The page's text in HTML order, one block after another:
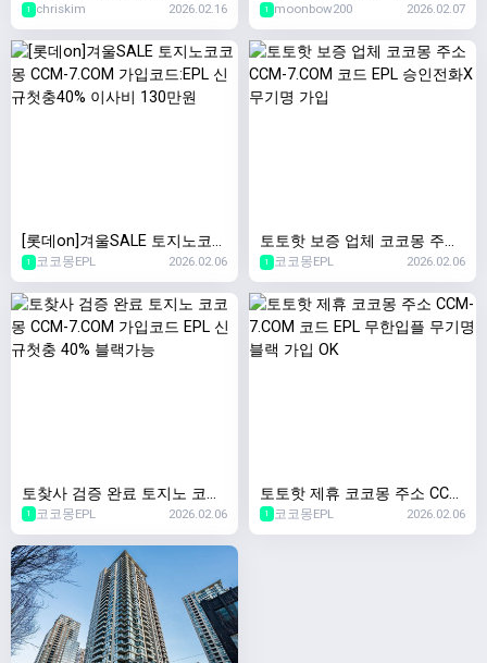
Coquitlam Fremont Village 오
피스 공간 서브리스
1 chriskim 2026.02.16
> Modern Sub-Penthouse 2B
DR + 2BATH Condo in Heart
of Surrey Central
1 moonbow200 2026.02.07
[롯데on]겨울SALE 토지노코코
몽 CCM-7.COM 가입코드:EPL
신규첫충40% 이사비 130만원
1 코코몽EPL 2026.02.06
토토핫 보증 업체 코코몽 주소
CCM-7.COM 코드 EPL 승인전
화X 무기명 가입
1 코코몽EPL 2026.02.06
토찾사 검증 완료 토지노 코코
몽 CCM-7.COM 가입코드 EPL
신규첫충 40% 블랙가능
1 코코몽EPL 2026.02.06
토토핫 제휴 코코몽 주소 CCM
-7.COM 코드 EPL 무한입플 무
기명 블랙 가입 OK
1 코코몽EPL 2026.02.06